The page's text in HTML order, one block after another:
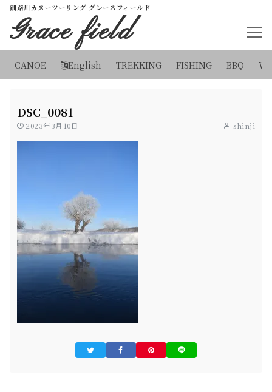
釧路川カヌーツーリング グレースフィールド
Grace field
CANOE English TREKKING FISHING BBQ
DSC_0081
2023年3月10日 shinji